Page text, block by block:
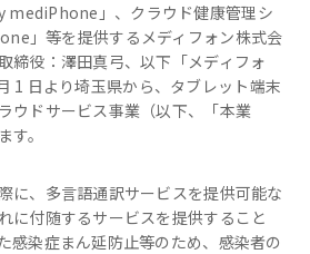
mediPhone」、クラウド健康管理シ
」等を提供するメディフォン株式会
締役：澤田真弓、以下「メディフォ
1 日より埼玉県から、タブレット端末
ウドサービス事業（以下、「本業
。
に、多言語通訳サービスを提供可能な
に付随するサービスを提供すること
感染症まん延防止等のため、感染者の